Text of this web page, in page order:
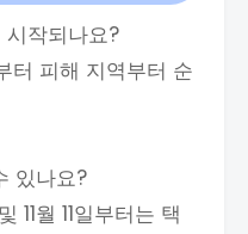
시작되나요?
터 피해 지역부터 순
있나요?
11월 11일부터는 택